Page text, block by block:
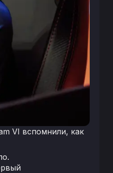
VI вспомнили, как